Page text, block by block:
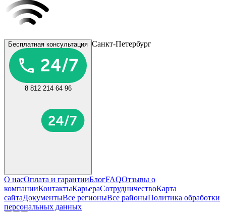
Бесплатная консультация
8 812 214 64 96
Санкт-Петербург
О насОплата и гарантииБлогFAQОтзывы о
компанииКонтактыКарьераСотрудничествоКарта
сайтаДокументыВсе регионыВсе районыПолитика обработки
персональных данных